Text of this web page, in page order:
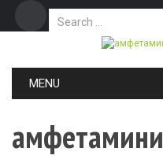
Search for:
MENU
амфетамини